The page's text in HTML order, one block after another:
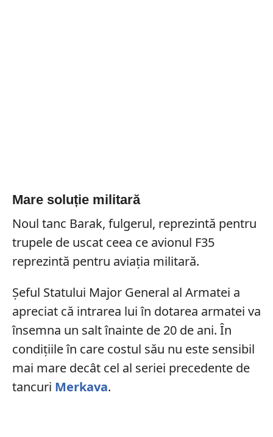
Mare soluție militară
Noul tanc Barak, fulgerul, reprezintă pentru
trupele de uscat ceea ce avionul F35
reprezintă pentru aviația militară.
Șeful Statului Major General al Armatei a
apreciat că intrarea lui în dotarea armatei va
însemna un salt înainte de 20 de ani. În
condițiile în care costul său nu este sensibil
mai mare decât cel al seriei precedente de
tancuri Merkava.